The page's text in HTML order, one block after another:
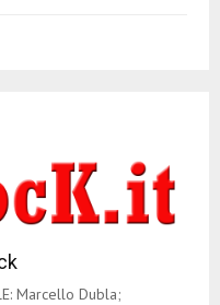
Marcello Dubla;